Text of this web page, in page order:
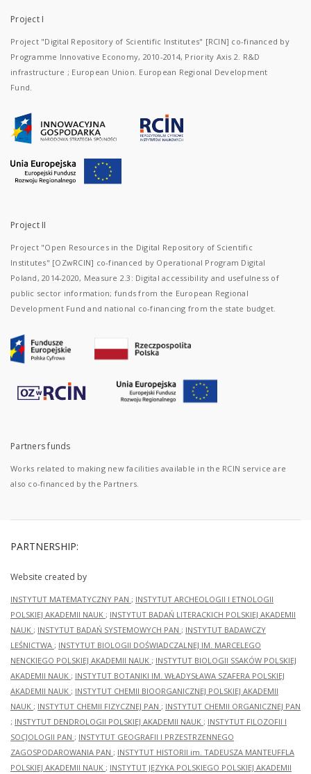
Project I
Project "Digital Repository of Scientific Institutes" [RCIN] co-financed by
Programme Innovative Economy, 2010-2014, Priority Axis 2. R&D
infrastructure ; European Union. European Regional Development
Fund.
Project II
Project "Open Resources in the Digital Repository of Scientific
Institutes" [OZwRCIN] co-financed by Operational Program Digital
Poland, 2014-2020, Measure 2.3: Digital accessibility and usefulness of
public sector information; funds from the European Regional
Development Fund and national co-financing from the state budget.
Partners funds
Works related to making new facilities available in the RCIN service are
also co-financed by the Partners.
PARTNERSHIP:
Website created by
INSTYTUT MATEMATYCZNY PAN ; INSTYTUT ARCHEOLOGII I ETNOLOGII
POLSKIEJ AKADEMII NAUK ; INSTYTUT BADAŃ LITERACKICH POLSKIEJ AKADEMII
NAUK ; INSTYTUT BADAŃ SYSTEMOWYCH PAN ; INSTYTUT BADAWCZY
LEŚNICTWA ; INSTYTUT BIOLOGII DOŚWIADCZALNEJ IM. MARCELEGO
NENCKIEGO POLSKIEJ AKADEMII NAUK ; INSTYTUT BIOLOGII SSAKÓW POLSKIEJ
AKADEMII NAUK ; INSTYTUT BOTANIKI IM. WŁADYSŁAWA SZAFERA POLSKIEJ
AKADEMII NAUK ; INSTYTUT CHEMII BIOORGANICZNEJ POLSKIEJ AKADEMII
NAUK ; INSTYTUT CHEMII FIZYCZNEJ PAN ; INSTYTUT CHEMII ORGANICZNEJ PAN
; INSTYTUT DENDROLOGII POLSKIEJ AKADEMII NAUK ; INSTYTUT FILOZOFII I
SOCJOLOGII PAN ; INSTYTUT GEOGRAFII I PRZESTRZENNEGO
ZAGOSPODAROWANIA PAN ; INSTYTUT HISTORII im. TADEUSZA MANTEUFFLA
POLSKIEJ AKADEMII NAUK ; INSTYTUT JĘZYKA POLSKIEGO POLSKIEJ AKADEMII